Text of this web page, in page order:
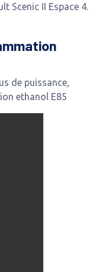
Scenic II Espace 4.
de puissance,
ethanol E85